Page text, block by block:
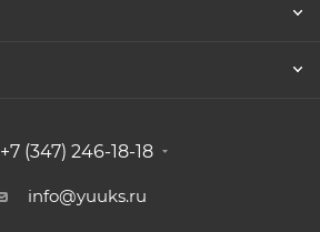
+7 (347) 246-18-18
info@yuuks.ru